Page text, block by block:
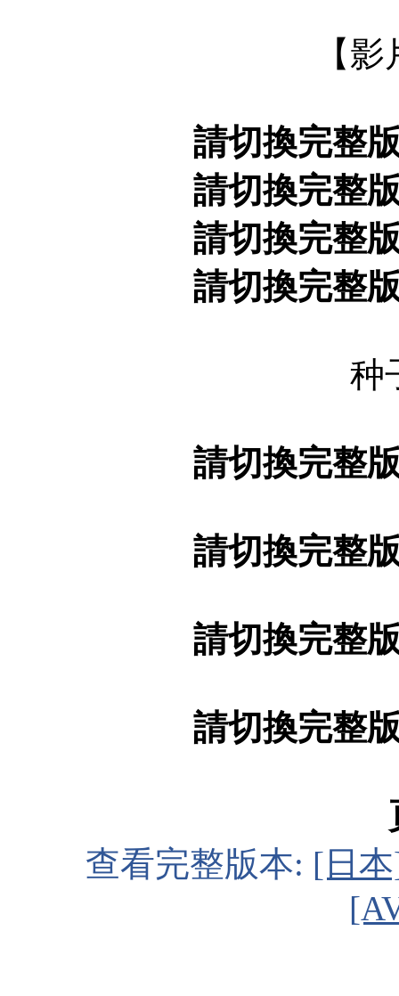
【
請切換完整
請切換完整
請切換完整
請切換完整
种
請切換完整
請切換完整
請切換完整
請切換完整
查看完整版本: [日